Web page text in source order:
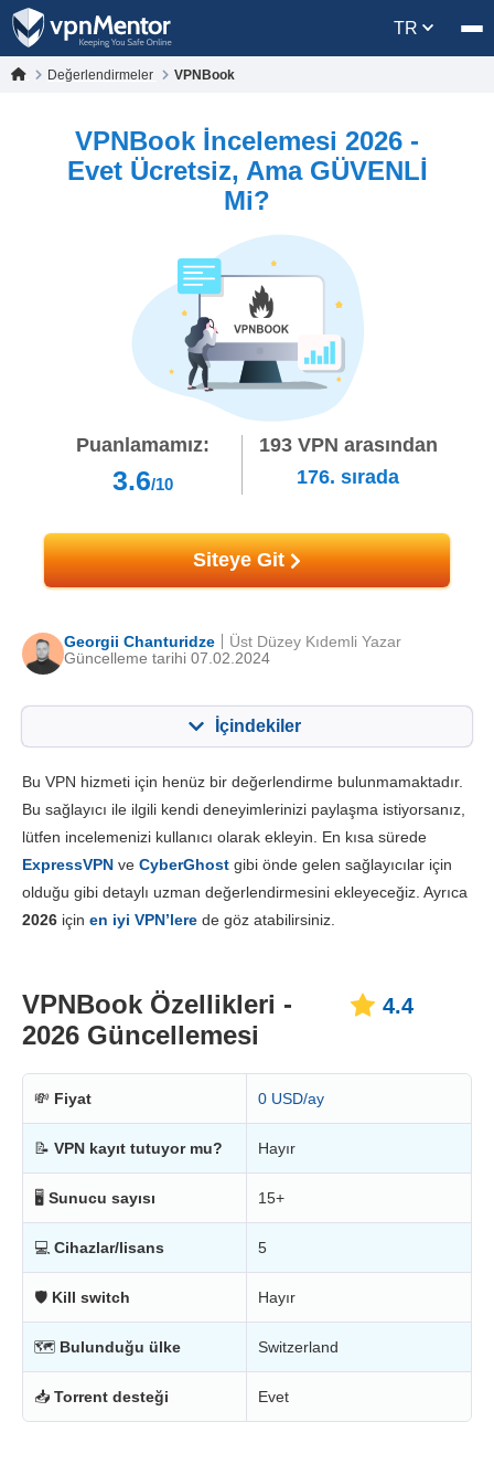
TR
Değerlendirmeler VPNBook
VPNBook İncelemesi 2026 -
Evet Ücretsiz, Ama GÜVENLİ
Mi?
Puanlamamız:
3.6/10
193VPN arasından
176. sırada
Siteye Git
Georgii Chanturidze
Güncelleme tarihi 07.02.2024
Üst Düzey Kıdemli Yazar
İçindekiler
Önemli Özellikler 4.4
Kurulum ve Uygulamalar 6.0
Güvenilirlik & Destek 6.3
Bu VPN hizmeti için henüz bir değerlendirme bulunmamaktadır.
Bu sağlayıcı ile ilgili kendi deneyimlerinizi paylaşma istiyorsanız,
lütfen incelemenizi kullanıcı olarak ekleyin. En kısa sürede
ExpressVPN ve CyberGhost gibi önde gelen sağlayıcılar için
olduğu gibi detaylı uzman değerlendirmesini ekleyeceğiz. Ayrıca
2026 için en iyi VPN’lere de göz atabilirsiniz.
VPNBook Özellikleri -
2026 Güncellemesi
4.4
💸 Fiyat 0 USD/ay
📝 VPN kayıt tutuyor mu? Hayır
🖥 Sunucu sayısı 15+
💻 Cihazlar/lisans 5
🛡 Kill switch Hayır
🗺 Bulunduğu ülke Switzerland
📥 Torrent desteği Evet